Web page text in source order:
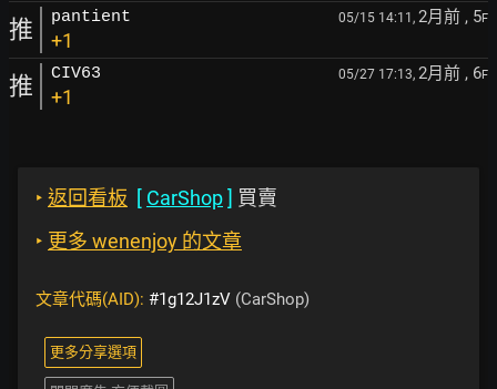
推 pantient 05/15 14:11, 2月前 , 5F
+1
推 CIV63 05/27 17:13, 2月前 , 6F
+1
‣ 返回看板 [ CarShop] 買賣
‣ 更多 wenenjoy 的文章
文章代碼(AID): #1g12J1zV (CarShop)
更多分享選項